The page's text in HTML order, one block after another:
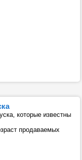
которые известны
продаваемых